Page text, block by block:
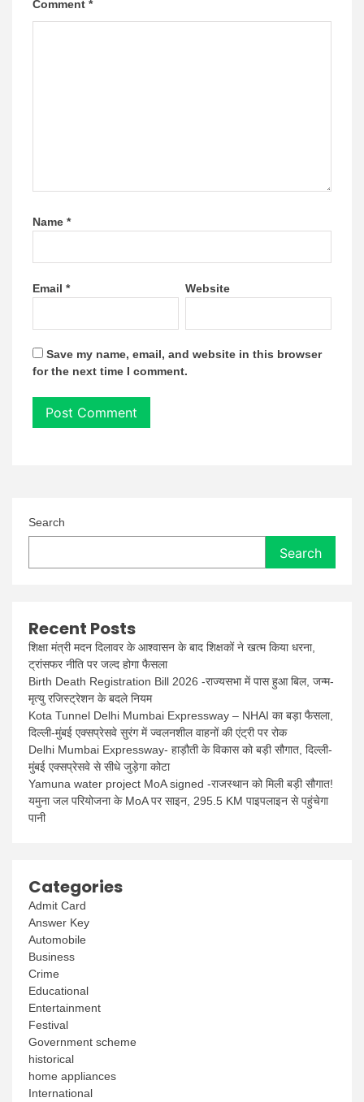
Comment *
Name *
Email * Website
Save my name, email, and website in this browser
for the next time I comment.
Search
Search
Recent Posts
शिक्षा मंत्री मदन दिलावर के आश्वासन के बाद शिक्षकों ने खत्म किया धरना,
ट्रांसफर नीति पर जल्द होगा फैसला
Birth Death Registration Bill 2026 -राज्यसभा में पास हुआ बिल, जन्म-
मृत्यु रजिस्ट्रेशन के बदले नियम
Kota Tunnel Delhi Mumbai Expressway – NHAI का बड़ा फैसला,
दिल्ली-मुंबई एक्सप्रेसवे सुरंग में ज्वलनशील वाहनों की एंट्री पर रोक
Delhi Mumbai Expressway- हाड़ौती के विकास को बड़ी सौगात, दिल्ली-
मुंबई एक्सप्रेसवे से सीधे जुड़ेगा कोटा
Yamuna water project MoA signed -राजस्थान को मिली बड़ी सौगात!
यमुना जल परियोजना के MoA पर साइन, 295.5 KM पाइपलाइन से पहुंचेगा
पानी
Categories
Admit Card
Answer Key
Automobile
Business
Crime
Educational
Entertainment
Festival
Government scheme
historical
home appliances
International